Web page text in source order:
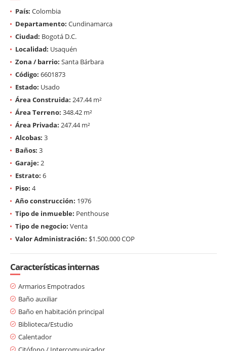
País: Colombia
Departamento: Cundinamarca
Ciudad: Bogotá D.C.
Localidad: Usaquén
Zona / barrio: Santa Bárbara
Código: 6601873
Estado: Usado
Área Construida: 247.44 m²
Área Terreno: 348.42 m²
Área Privada: 247.44 m²
Alcobas: 3
Baños: 3
Garaje: 2
Estrato: 6
Piso: 4
Año construcción: 1976
Tipo de inmueble: Penthouse
Tipo de negocio: Venta
Valor Administración: $1.500.000 COP
Características internas
Armarios Empotrados
Baño auxiliar
Baño en habitación principal
Biblioteca/Estudio
Calentador